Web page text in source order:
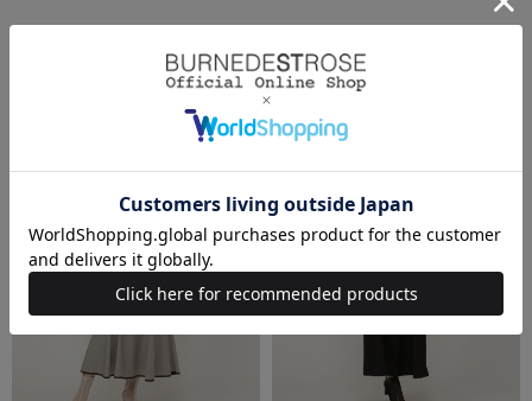
関連商品